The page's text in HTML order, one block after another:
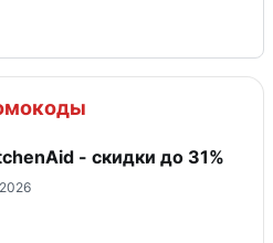
- скидки до 31%